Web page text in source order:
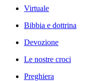
Virtuale
Bibbia e dottrina
Devozione
Le nostre croci
Preghiera